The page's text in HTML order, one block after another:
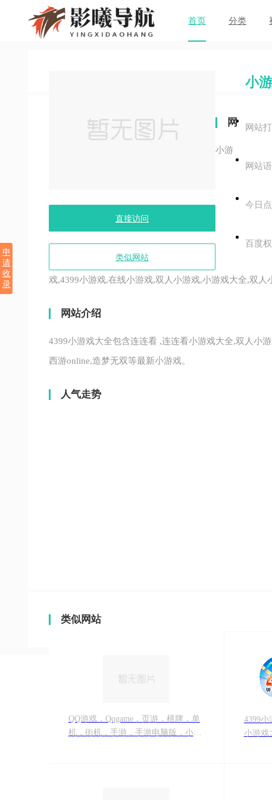
申
请
收
录
首页 分类
直接访问
类似网站
小
网站
网站
今日点
百度权
网
站
小游
戏,4399小游戏,在线小游戏,双人小游戏,小游戏大全,双人
网站介绍
4399小游戏大全包含连连看 ,连连看小游戏大全,双人小
西游online,造梦无双等最新小游戏。
人气走势
类似网站
QQ游戏，Qqgame，页游，棋牌，单
机，街机，手游，手游电脑版，小游
4399
小游戏